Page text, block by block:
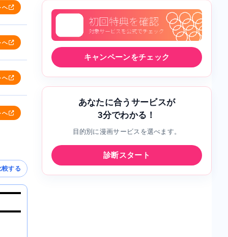
へ
へ
へ
へ
較する
キャンペーンをチェック
あなたに合うサービスが
3分でわかる！
目的別に漫画サービスを選べます。
診断スタート